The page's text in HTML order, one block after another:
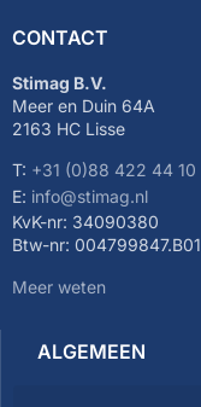
CONTACT
Stimag B.V.
Meer en Duin 64A
2163 HC Lisse
T: +31 (0)88 422 44 10
E: info@stimag.nl
KvK-nr: 34090380
Btw-nr: 004799847.B01
Meer weten
ALGEMEEN